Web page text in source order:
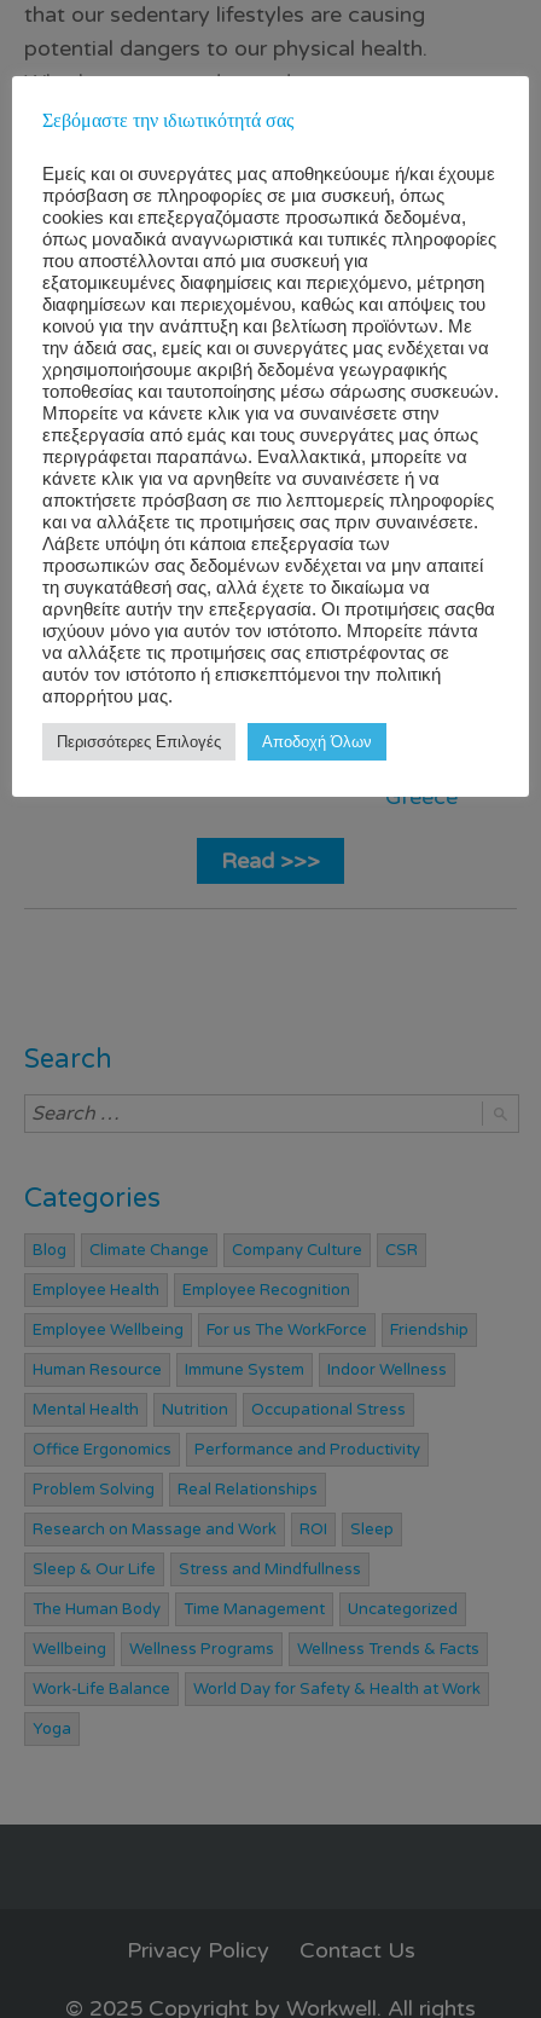
that our sedentary lifestyles are causing
potential dangers to our physical health.
Whether you spend your day sat at a computer
screen or a TV screen (or both), the chances are
cardiovascular disease and cancer. Part of the
problem is that today’s lifestyles are not as
consistently active as those of generations gone
by. Link Research A randomized between-
groups design was used to evaluate massage
therapy versus relaxation therapy effects on
chronic low back pain. […]
Workwell
Blog,
Research
on
Massage
and
Work
0 employee
Greece,
inflammation
massage,relief
stress ,therapy
turmeric,
wellness
WorkWell
CorporateWellnes
Greece
Read >>>
Search
Categories
Blog Climate Change Company Culture CSR
Employee Health Employee Recognition
Employee Wellbeing For us The WorkForce Friendship
Human Resource Immune System Indoor Wellness
Mental Health Nutrition Occupational Stress
Office Ergonomics Performance and Productivity
Problem Solving Real Relationships
Research on Massage and Work ROI Sleep
Sleep & Our Life Stress and Mindfullness
The Human Body Time Management Uncategorized
Wellbeing Wellness Programs Wellness Trends & Facts
Work-Life Balance World Day for Safety & Health at Work
Yoga
Privacy Policy Contact Us
© 2025 Copyright by Workwell. All rights
Σεβόμαστε την ιδιωτικότητά σας
Εμείς και οι συνεργάτες μας αποθηκεύουμε ή/και έχουμε
πρόσβαση σε πληροφορίες σε μια συσκευή, όπως
cookies και επεξεργαζόμαστε προσωπικά δεδομένα,
όπως μοναδικά αναγνωριστικά και τυπικές πληροφορίες
που αποστέλλονται από μια συσκευή για
εξατομικευμένες διαφημίσεις και περιεχόμενο, μέτρηση
διαφημίσεων και περιεχομένου, καθώς και απόψεις του
κοινού για την ανάπτυξη και βελτίωση προϊόντων. Με
την άδειά σας, εμείς και οι συνεργάτες μας ενδέχεται να
χρησιμοποιήσουμε ακριβή δεδομένα γεωγραφικής
τοποθεσίας και ταυτοποίησης μέσω σάρωσης συσκευών.
Μπορείτε να κάνετε κλικ για να συναινέσετε στην
επεξεργασία από εμάς και τους συνεργάτες μας όπως
περιγράφεται παραπάνω. Εναλλακτικά, μπορείτε να
κάνετε κλικ για να αρνηθείτε να συναινέσετε ή να
αποκτήσετε πρόσβαση σε πιο λεπτομερείς πληροφορίες
και να αλλάξετε τις προτιμήσεις σας πριν συναινέσετε.
Λάβετε υπόψη ότι κάποια επεξεργασία των
προσωπικών σας δεδομένων ενδέχεται να μην απαιτεί
τη συγκατάθεσή σας, αλλά έχετε το δικαίωμα να
αρνηθείτε αυτήν την επεξεργασία. Οι προτιμήσεις σαςθα
ισχύουν μόνο για αυτόν τον ιστότοπο. Μπορείτε πάντα
να αλλάξετε τις προτιμήσεις σας επιστρέφοντας σε
αυτόν τον ιστότοπο ή επισκεπτόμενοι την πολιτική
απορρήτου μας.
Περισσότερες Επιλογές Αποδοχή Όλων